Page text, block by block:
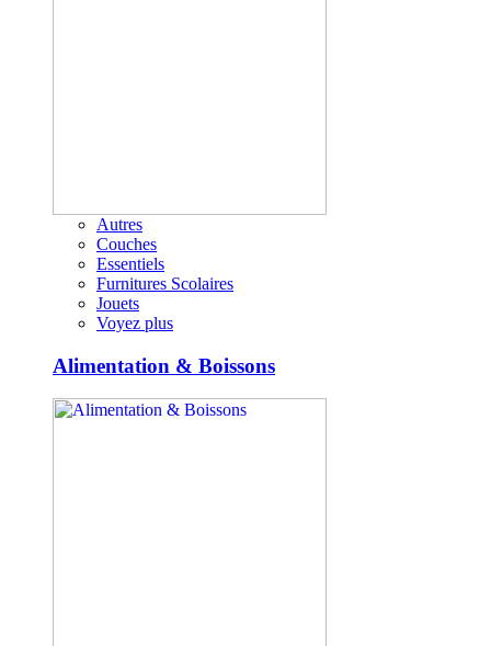
Autres
Couches
Essentiels
Furnitures Scolaires
Jouets
Voyez plus
Alimentation & Boissons